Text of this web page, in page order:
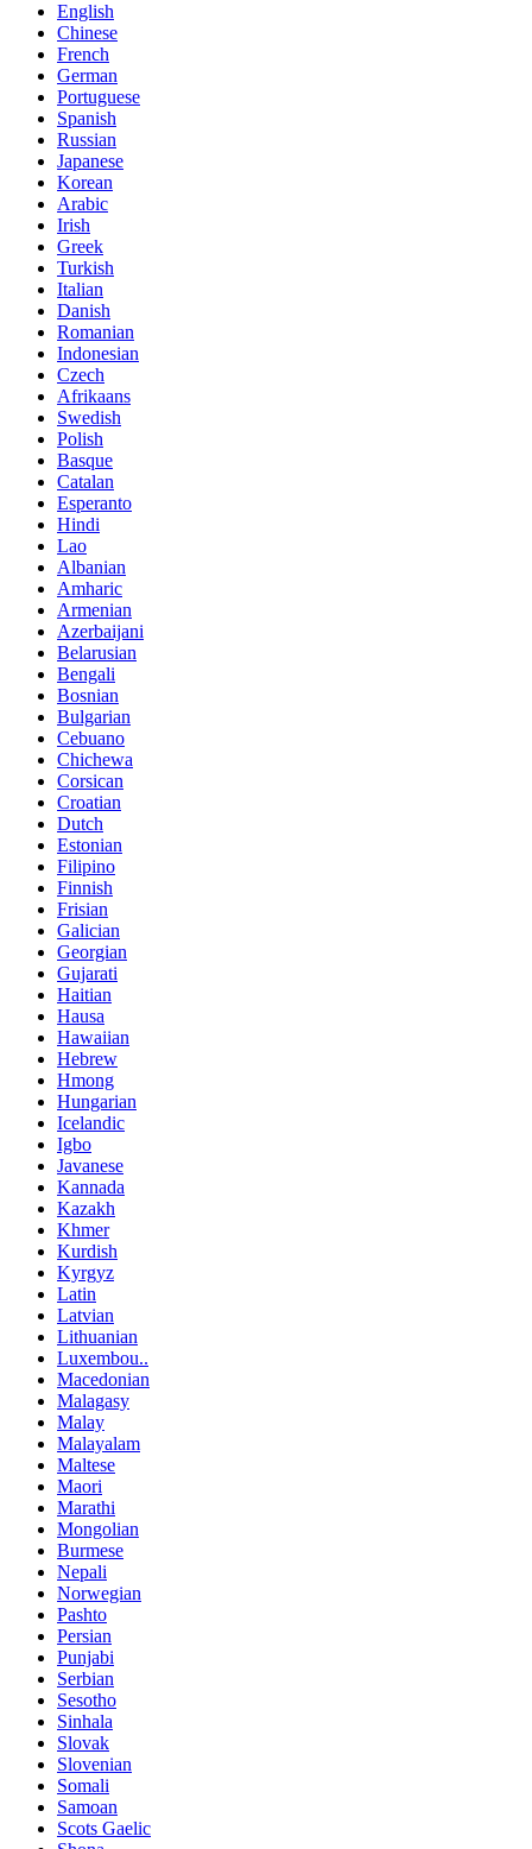
English
Chinese
French
German
Portuguese
Spanish
Russian
Japanese
Korean
Arabic
Irish
Greek
Turkish
Italian
Danish
Romanian
Indonesian
Czech
Afrikaans
Swedish
Polish
Basque
Catalan
Esperanto
Hindi
Lao
Albanian
Amharic
Armenian
Azerbaijani
Belarusian
Bengali
Bosnian
Bulgarian
Cebuano
Chichewa
Corsican
Croatian
Dutch
Estonian
Filipino
Finnish
Frisian
Galician
Georgian
Gujarati
Haitian
Hausa
Hawaiian
Hebrew
Hmong
Hungarian
Icelandic
Igbo
Javanese
Kannada
Kazakh
Khmer
Kurdish
Kyrgyz
Latin
Latvian
Lithuanian
Luxembou..
Macedonian
Malagasy
Malay
Malayalam
Maltese
Maori
Marathi
Mongolian
Burmese
Nepali
Norwegian
Pashto
Persian
Punjabi
Serbian
Sesotho
Sinhala
Slovak
Slovenian
Somali
Samoan
Scots Gaelic